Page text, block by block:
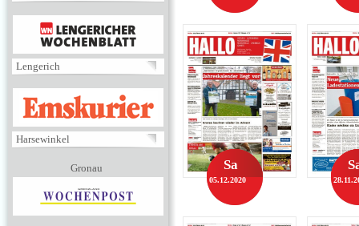
MENÜ
Lengerich
EMSKURIER
Harsewinkel
Gronau Sa
05.12.2020